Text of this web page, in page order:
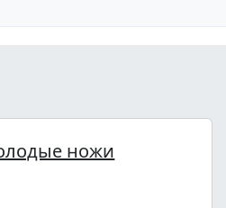
ножи